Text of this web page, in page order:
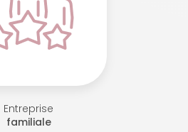
Entreprise
familiale